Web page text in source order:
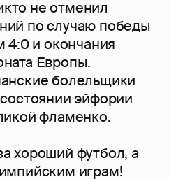
не отменил
по случаю победы
4:0 и окончания
Европы.
болельщики
эйфории
фламенко.
хороший футбол, а
играм!